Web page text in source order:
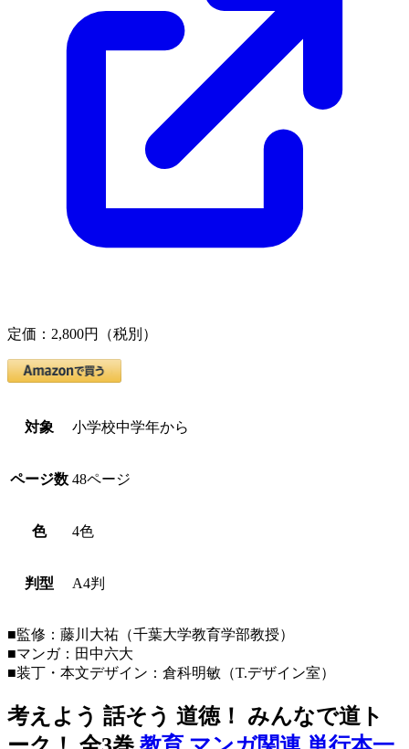
定価：2,800円（税別）
対象 小学校中学年から
ページ数 48ページ
色 4色
判型 A4判
■監修：藤川大祐（千葉大学教育学部教授）
■マンガ：田中六大
■装丁・本文デザイン：倉科明敏（T.デザイン室）
考えよう 話そう 道徳！ みんなで道ト